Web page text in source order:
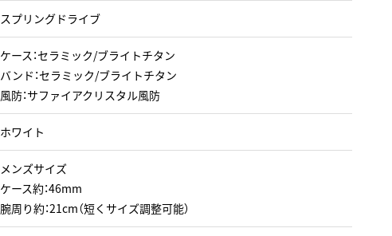
スプリングドライブ
ケース：セラミック/ブライトチタン
バンド：セラミック/ブライトチタン
風防：サファイアクリスタル風防
ホワイト
メンズサイズ
ケース約：46mm
腕周り約：21cm（短くサイズ調整可能）